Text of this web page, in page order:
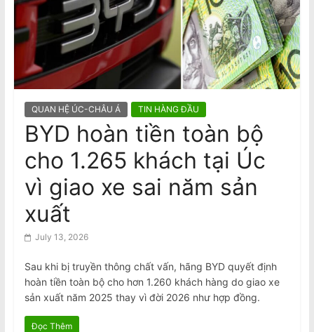
a
m
e
N
e
w
s
p
a
p
r
nail và tài xế Uber’
QUAN HỆ ÚC-CHÂU Á TIN HÀNG ĐẦU
BYD hoàn tiền toàn bộ
cho 1.265 khách tại Úc
vì giao xe sai năm sản
xuất
July 13, 2026
Sau khi bị truyền thông chất vấn, hãng BYD quyết định
hoàn tiền toàn bộ cho hơn 1.260 khách hàng do giao xe
sản xuất năm 2025 thay vì đời 2026 như hợp đồng.
Đọc Thêm